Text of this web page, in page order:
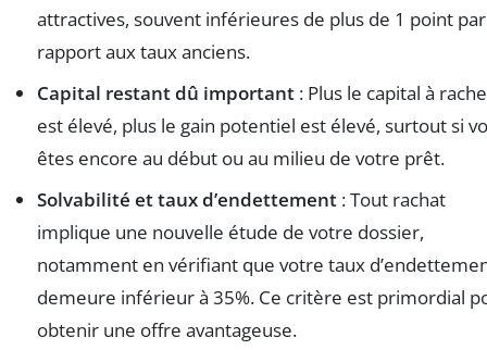
attractives, souvent inférieures de plus de 1 point par
rapport aux taux anciens.
Capital restant dû important : Plus le capital à
est élevé, plus le gain potentiel est élevé, surtout si
êtes encore au début ou au milieu de votre prêt.
Solvabilité et taux d’endettement : Tout rachat
implique une nouvelle étude de votre dossier,
notamment en vérifiant que votre taux
demeure inférieur à 35%. Ce critère est primordial
obtenir une offre avantageuse.